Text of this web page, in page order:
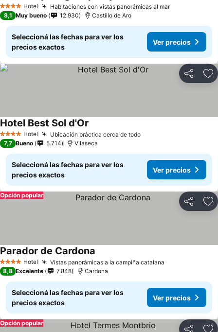
4 EstrellasHotel Habitaciones con vistas panorámicas al mar
8,1 Muy bueno 12.930 Castillo de Aro
Seleccioná las fechas para ver los
precios exactos
Ver precios
Compartir
4 EstrellasHotel Ubicación práctica cerca de todo
Hotel Best Sol d'Or
7,7 Bueno 5.714 Vilaseca
Seleccioná las fechas para ver los
precios exactos
Ver precios
Compartir
Opción popular
4 EstrellasHotel Vistas panorámicas a la campiña catalana
Parador de Cardona
8,8 Excelente 7.848 Cardona
Seleccioná las fechas para ver los
precios exactos
Ver precios
Opción popular